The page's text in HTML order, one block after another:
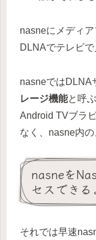
nasneにメディ
DLNAでテレビで
nasneではDLNA
レージ機能と呼
Android TVブラ
なく、nasne内
nasneを
セスできる
それでは早速